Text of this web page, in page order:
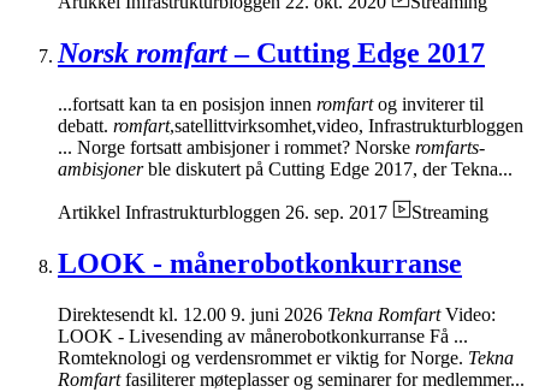
Norsk romfart– Cutting Edge 2017
...fortsatt kan ta en posisjon innen romfartog inviterer til
debatt. romfart,satellittvirksomhet,video, Infrastrukturbloggen
... Norge fortsatt ambisjoner i rommet? Norske romfarts-
ambisjonerble diskutert på Cutting Edge 2017, der Tekna...
Artikkel Infrastrukturbloggen 26. sep. 2017 Streaming
LOOK - månerobotkonkurranse
Direktesendt kl. 12.00 9. juni 2026 Tekna RomfartVideo:
LOOK - Livesending av månerobotkonkurranse Få ...
Romteknologi og verdensrommet er viktig for Norge. Tekna
Romfartfasiliterer møteplasser og seminarer for medlemmer...